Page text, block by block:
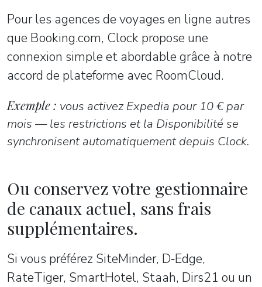
Pour les agences de voyages en ligne autres
que Booking.com, Clock propose une
connexion simple et abordable grâce à notre
accord de plateforme avec RoomCloud.
Exemple : vous activez Expedia pour 10 € par
mois — les restrictions et la Disponibilité se
synchronisent automatiquement depuis Clock.
Ou conservez votre gestionnaire
de canaux actuel, sans frais
supplémentaires.
Si vous préférez SiteMinder, D‑Edge,
RateTiger, SmartHotel, Staah, Dirs21 ou un